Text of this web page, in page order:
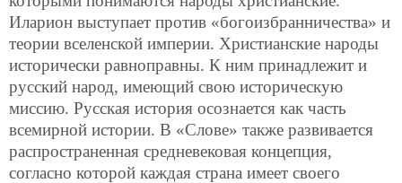
Иларион выступает против «богоизбранничества» и
теории вселенской империи. Христианские народы
исторически равноправны. К ним принадлежит и
русский народ, имеющий свою историческую
миссию. Русская история осознается как часть
всемирной истории. В «Слове» также развивается
распространенная средневековая концепция,
согласно которой каждая страна имеет своего